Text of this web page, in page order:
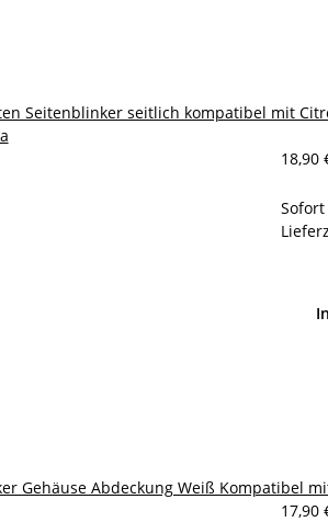
Seitenblinker seitlich kompatibel mit
18,90
Gehäuse Abdeckung Weiß Kompatibel
17,90